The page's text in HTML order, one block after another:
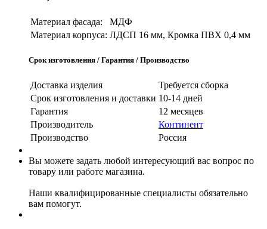
Материал фасада:
МДФ
Материал корпуса: ЛДСП 16 мм, Кромка ПВХ 0,4 мм
Срок изготовления / Гарантия / Производство
Доставка изделия
Требуется сборка
Срок изготовления и доставки 10-14 дней
Гарантия
12 месяцев
Производитель
Континент
Производство
Россия
Вы можете задать любой интересующий вас вопрос по
товару или работе магазина.
Наши квалифицированные специалисты обязательно
вам помогут.